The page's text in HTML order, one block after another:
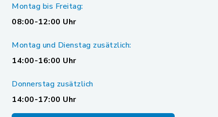
Montag bis Freitag:
08:00-12:00 Uhr
Montag und Dienstag zusätzlich:
14:00-16:00 Uhr
Donnerstag zusätzlich
14:00-17:00 Uhr